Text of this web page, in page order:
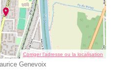
Corriger l’adresse ou la localisation
Genevoix